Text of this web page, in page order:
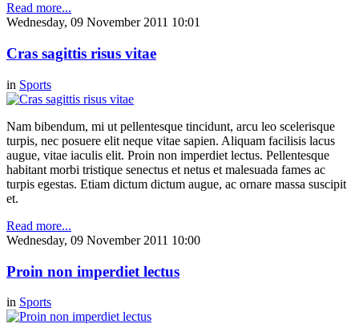
Read more...
Wednesday, 09 November 2011 10:01
Cras sagittis risus vitae
in Sports
Nam bibendum, mi ut pellentesque tincidunt, arcu leo scelerisque
turpis, nec posuere elit neque vitae sapien. Aliquam facilisis lacus
augue, vitae iaculis elit. Proin non imperdiet lectus. Pellentesque
habitant morbi tristique senectus et netus et malesuada fames ac
turpis egestas. Etiam dictum dictum augue, ac ornare massa suscipit
et.
Read more...
Wednesday, 09 November 2011 10:00
Proin non imperdiet lectus
in Sports